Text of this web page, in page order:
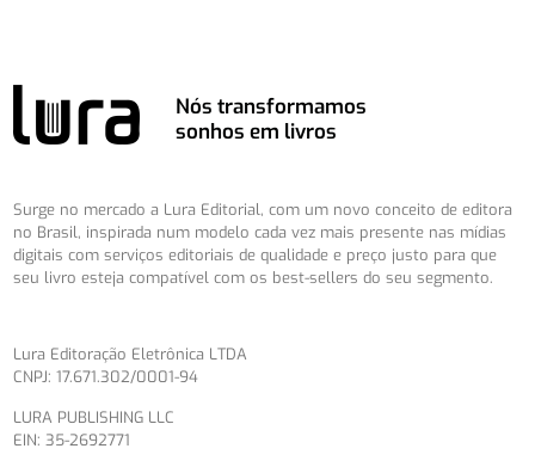
Nós transformamos
sonhos em livros
Surge no mercado a Lura Editorial, com um novo conceito de editora
no Brasil, inspirada num modelo cada vez mais presente nas mídias
digitais com serviços editoriais de qualidade e preço justo para que
seu livro esteja compatível com os best-sellers do seu segmento.
Lura Editoração Eletrônica LTDA
CNPJ: 17.671.302/0001-94
LURA PUBLISHING LLC
EIN: 35-2692771